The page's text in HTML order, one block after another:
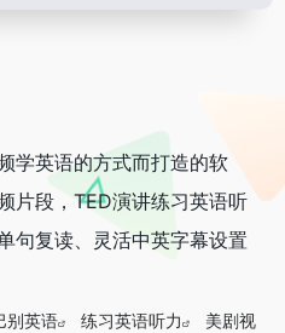
学英语的方式而打造的软
片段，TED演讲练习英语听
句复读、灵活中英字幕设置
别英语‌ 练习英语听力
美剧视